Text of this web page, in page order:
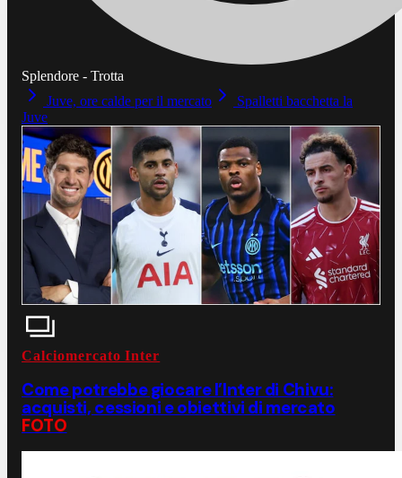
Splendore - Trotta
Juve, ore calde per il mercato
Spalletti bacchetta la
Juve
Calciomercato Inter
Come potrebbe giocare l’Inter di Chivu:
acquisti, cessioni e obiettivi di mercato
FOTO